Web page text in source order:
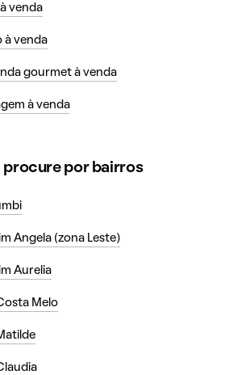
venda
à venda
gourmet à venda
à venda
procure por bairros
Angela (zona Leste)
Aurelia
Melo